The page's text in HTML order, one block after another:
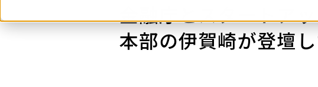
金融庁とスタートア
本部の伊賀崎が登壇